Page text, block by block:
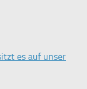
es auf unser